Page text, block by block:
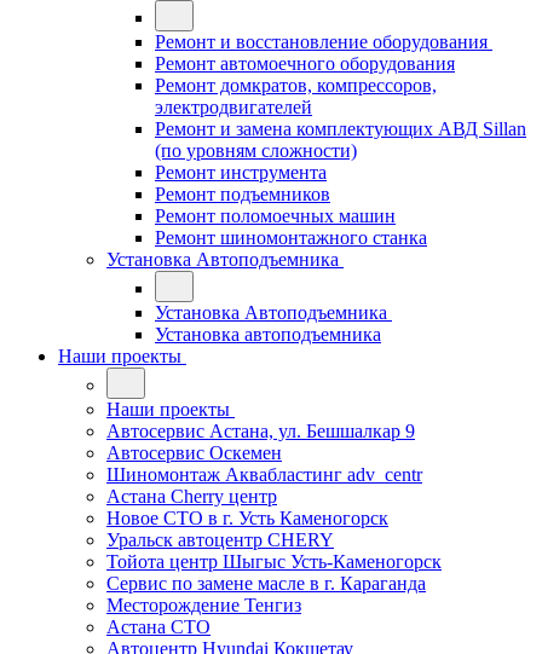
Ремонт и восстановление оборудования
Ремонт автомоечного оборудования
Ремонт домкратов, компрессоров,
электродвигателей
Ремонт и замена комплектующих АВД Sillan
(по уровням сложности)
Ремонт инструмента
Ремонт подъемников
Ремонт поломоечных машин
Ремонт шиномонтажного станка
Установка Автоподъемника
Установка Автоподъемника
Установка автоподъемника
Наши проекты
Наши проекты
Автосервис Астана, ул. Бешшалкар 9
Автосервис Оскемен
Шиномонтаж Аквабластинг adv_centr
Астана Cherry центр
Новое СТО в г. Усть Каменогорск
Уральск автоцентр CHERY
Тойота центр Шыгыс Усть-Каменогорск
Сервис по замене масле в г. Караганда
Месторождение Тенгиз
Астана СТО
Автоцентр Hyundai Кокшетау